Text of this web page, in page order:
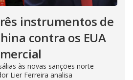
instrumentos de
contra os EUA
às novas sanções norte-
Lier Ferreira analisa